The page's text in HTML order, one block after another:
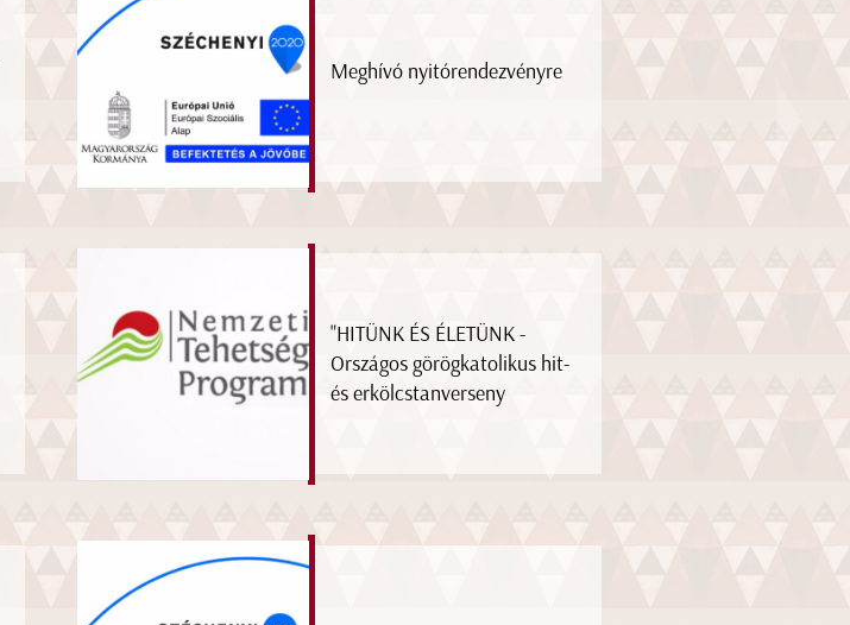
Meghívó nyitórendezvényre
"HITÜNK ÉS ÉLETÜNK -
Országos görögkatolikus hit-
és erkölcstanverseny